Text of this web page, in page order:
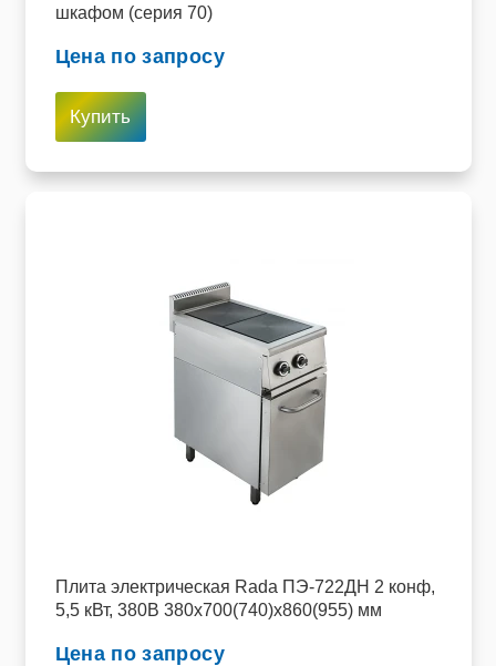
шкафом (серия 70)
Цена по запросу
Купить
Плита электрическая Rada ПЭ-722ДН 2 конф,
5,5 кВт, 380В 380x700(740)x860(955) мм
Цена по запросу